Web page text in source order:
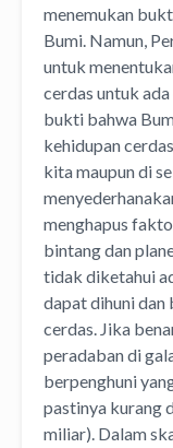
menemukan
Bumi. Namun,
untuk
cerdas untuk
bukti bahwa
kehidupan
kita maupun di
menghapus
bintang dan
tidak diketahui
dapat dihuni dan
cerdas. Jika
peradaban di
berpenghuni
pastinya kurang
miliar). Dalam